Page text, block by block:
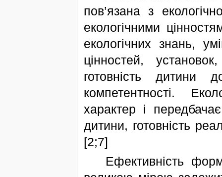
пов’язана з
екологічними
екологічних знань,
цінностей,
готовність
компетентності.
характер і
дитини, готовність
[2;7]
Ефективність